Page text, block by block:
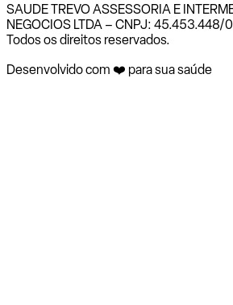
SAUDE TREVO ASSESSORIA E
NEGOCIOS LTDA – CNPJ: 45.453.448/
Todos os direitos reservados.
Desenvolvido com ❤️ para sua saúde